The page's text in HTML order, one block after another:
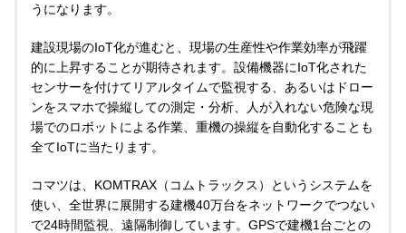
うになります。
建設現場のIoT化が進むと、現場の生産性や作業効率が飛躍
的に上昇することが期待されます。設備機器にIoT化された
センサーを付けてリアルタイムで監視する、あるいはドロー
ンをスマホで操縦しての測定・分析、人が入れない危険な現
場でのロボットによる作業、重機の操縦を自動化することも
全てIoTに当たります。
コマツは、KOMTRAX（コムトラックス）というシステムを
使い、全世界に展開する建機40万台をネットワークでつない
で24時間監視、遠隔制御しています。GPSで建機1台ごとの